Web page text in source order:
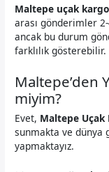
Maltepe uçak kargo
arası gönderimler
ancak bu durum
farklılık gösterebilir.
Maltepe’den
miyim?
Evet, Maltepe Uçak
sunmakta ve dünya
yapmaktayız.